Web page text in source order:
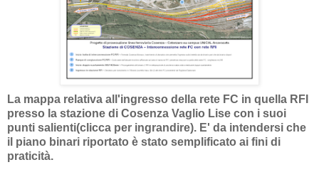
La mappa relativa all'ingresso della rete FC in quella RFI
presso la stazione di Cosenza Vaglio Lise con i suoi
punti salienti(clicca per ingrandire). E' da intendersi che
il piano binari riportato è stato semplificato ai fini di
praticità.